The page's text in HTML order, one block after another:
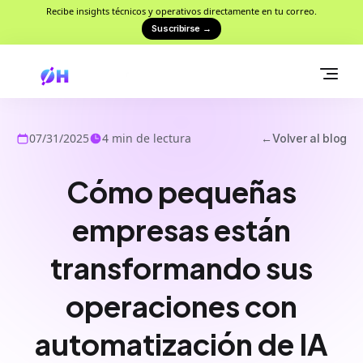
Recibe insights técnicos y operativos directamente en tu correo.
Suscribirse →
07/31/2025 4 min de lectura ←Volver al blog
Cómo pequeñas
empresas están
transformando sus
operaciones con
automatización de IA